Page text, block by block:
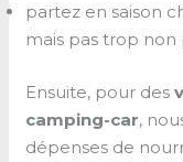
partez en saison
mais pas trop
Ensuite, pour des
camping-car,
dépenses de